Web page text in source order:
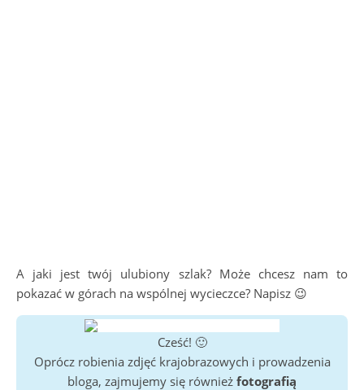
A jaki jest twój ulubiony szlak? Może chcesz nam to
pokazać w górach na wspólnej wycieczce? Napisz 😉
Cześć! 🙂
Oprócz robienia zdjęć krajobrazowych i prowadzenia
bloga, zajmujemy się również fotografią